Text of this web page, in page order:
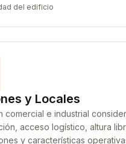
del edificio
y Locales
comercial e industrial
acceso logístico, altura
y características